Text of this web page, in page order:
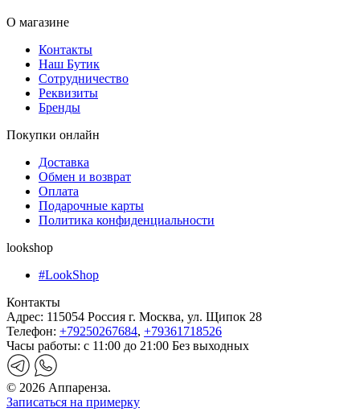
О магазине
Контакты
Наш Бутик
Сотрудничество
Реквизиты
Бренды
Покупки онлайн
Доставка
Обмен и возврат
Оплата
Подарочные карты
Политика конфиденциальности
lookshop
#LookShop
Контакты
Адрес: 115054 Россия г. Москва, ул. Щипок 28
Телефон: +79250267684, +79361718526
Часы работы: с 11:00 до 21:00 Без выходных
© 2026 Аппаренза.
Записаться на примерку